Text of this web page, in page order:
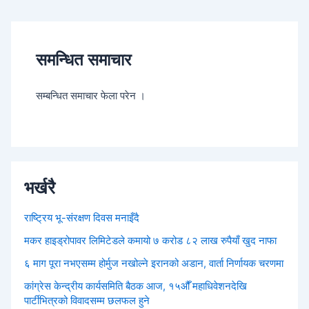
समन्धित समाचार
सम्बन्धित समाचार फेला परेन ।
भर्खरै
राष्ट्रिय भू-संरक्षण दिवस मनाइँदै
मकर हाइड्रोपावर लिमिटेडले कमायो ७ करोड ८२ लाख रुपैयाँ खुद नाफा
६ माग पूरा नभएसम्म होर्मुज नखोल्ने इरानको अडान, वार्ता निर्णायक चरणमा
कांग्रेस केन्द्रीय कार्यसमिति बैठक आज, १५औँ महाधिवेशनदेखि
पार्टीभित्रको विवादसम्म छलफल हुने